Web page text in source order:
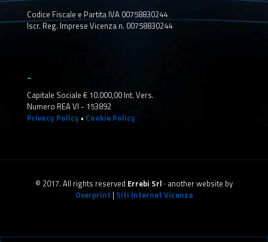
Codice Fiscale e Partita IVA 00758830244
Iscr. Reg. Imprese Vicenza n. 00758830244
Capitale Sociale € 10.000,00 Int. Vers.
Numero REA VI - 153892
Privacy Policy • Cookie Policy
© 2017. All rights reserved Errebi Srl · another website by
Overprint | Siti Internet Vicenza